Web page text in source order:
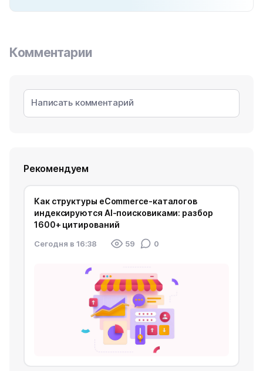
Комментарии
Рекомендуем
Как структуры eCommerce-каталогов
индексируются AI-поисковиками: разбор
1600+ цитирований
Cегодня в 16:38 59 0